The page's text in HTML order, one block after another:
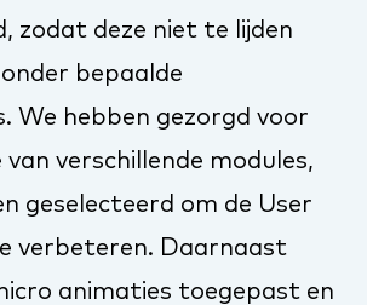
zodat deze niet te lijden
bepaalde
We hebben gezorgd voor
verschillende modules,
geselecteerd om de User
verbeteren. Daarnaast
animaties toegepast en